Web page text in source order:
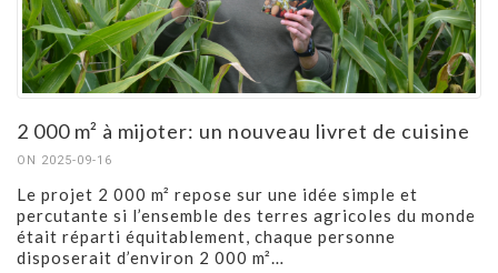
2 000 m² à mijoter: un nouveau livret de cuisine
ON 2025-09-16
Le projet 2 000 m² repose sur une idée simple et
percutante si l’ensemble des terres agricoles du monde
était réparti équitablement, chaque personne
disposerait d’environ 2 000 m²…